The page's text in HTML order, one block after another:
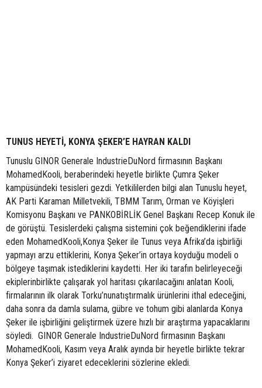
TUNUS HEYETİ, KONYA ŞEKER’E HAYRAN KALDI
Tunuslu GINOR Generale IndustrieDuNord firmasının Başkanı
MohamedKooli, beraberindeki heyetle birlikte Çumra Şeker
kampüsündeki tesisleri gezdi. Yetkililerden bilgi alan Tunuslu heyet,
AK Parti Karaman Milletvekili, TBMM Tarım, Orman ve Köyişleri
Komisyonu Başkanı ve PANKOBİRLİK Genel Başkanı Recep Konuk ile
de görüştü. Tesislerdeki çalışma sistemini çok beğendiklerini ifade
eden MohamedKooli,Konya Şeker ile Tunus veya Afrika’da işbirliği
yapmayı arzu ettiklerini, Konya Şeker’in ortaya koyduğu modeli o
bölgeye taşımak istediklerini kaydetti. Her iki tarafın belirleyeceği
ekiplerinbirlikte çalışarak yol haritası çıkarılacağını anlatan Kooli,
firmalarının ilk olarak Torku’nunatıştırmalık ürünlerini ithal edeceğini,
daha sonra da damla sulama, gübre ve tohum gibi alanlarda Konya
Şeker ile işbirliğini geliştirmek üzere hızlı bir araştırma yapacaklarını
söyledi. GINOR Generale IndustrieDuNord firmasının Başkanı
MohamedKooli, Kasım veya Aralık ayında bir heyetle birlikte tekrar
Konya Şeker’i ziyaret edeceklerini sözlerine ekledi.